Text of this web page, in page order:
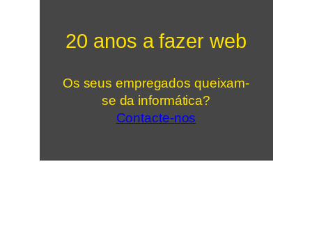
20 anos a fazer web
Os seus empregados queixam-
se da informática?
Contacte-nos